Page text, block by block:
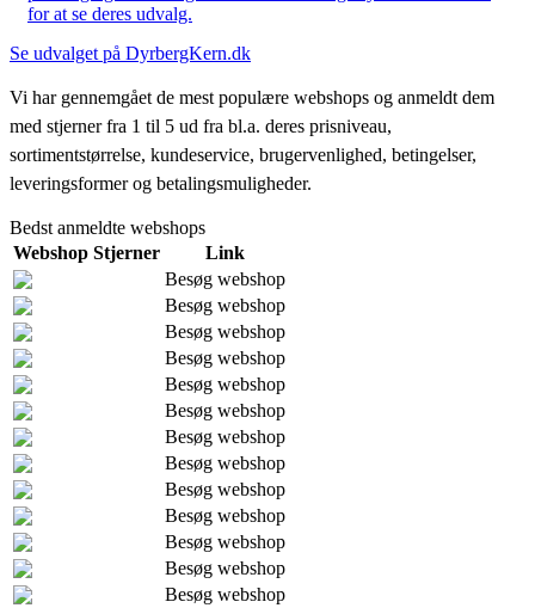
for at se deres udvalg.
Se udvalget på DyrbergKern.dk
Vi har gennemgået de mest populære webshops og anmeldt dem
med stjerner fra 1 til 5 ud fra bl.a. deres prisniveau,
sortimentstørrelse, kundeservice, brugervenlighed, betingelser,
leveringsformer og betalingsmuligheder.
Bedst anmeldte webshops
Webshop Stjerner
Link
Besøg webshop
Besøg webshop
Besøg webshop
Besøg webshop
Besøg webshop
Besøg webshop
Besøg webshop
Besøg webshop
Besøg webshop
Besøg webshop
Besøg webshop
Besøg webshop
Besøg webshop